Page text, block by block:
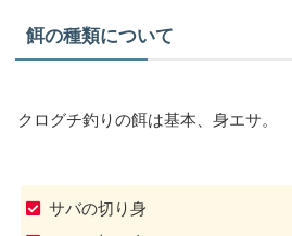
餌の種類について
クログチ釣りの餌は基本、身エサ。
サバの切り身